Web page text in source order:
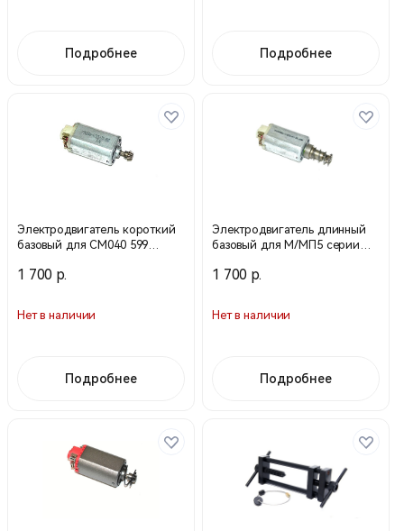
Подробнее Подробнее
Электродвигатель короткий
базовый для СМ040 599
1 700 р.
Нет в наличии
Подробнее
Электродвигатель длинный
базовый для М/МП5 серии
1 700 р.
Нет в наличии
Подробнее